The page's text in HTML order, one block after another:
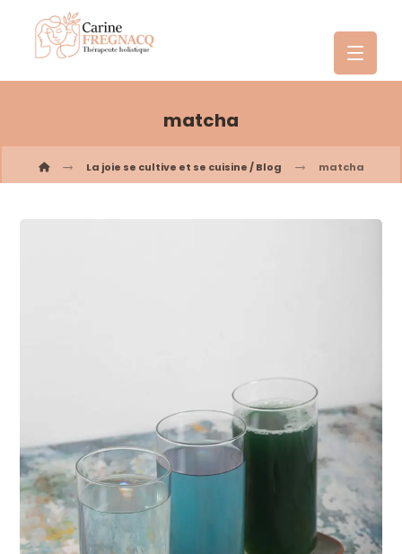
matcha
La joie se cultive et se cuisine / Blog matcha